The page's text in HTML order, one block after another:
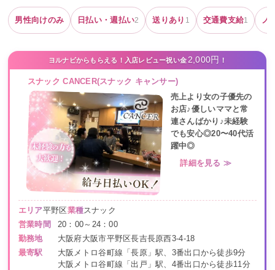
男性向けのみ 日払い・週払い2 送りあり 1 交通費支給1 ノ
ヨルナビからもらえる！入店レビュー祝い金2,000円 ！
スナック CANCER(スナック キャンサー)
売上より女の子優先の
お店♪優しいママと常
連さんばかり♪未経験
でも安心◎20〜40代活
躍中◎
詳細を見る ≫
エリア平野区業種スナック
営業時間
20：00～24：00
勤務地
大阪府大阪市平野区長吉長原西3-4-18
最寄駅
大阪メトロ谷町線「長原」駅、3番出口から徒歩9分
大阪メトロ谷町線「出戸」駅、4番出口から徒歩11分